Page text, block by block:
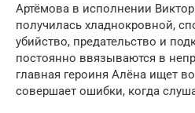
Артёмова в исполнении
получилась хладнокровной,
убийство, предательство и
постоянно ввязываются в
главная героиня Алёна ищет
совершает ошибки, когда